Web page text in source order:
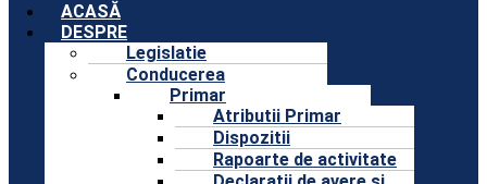
ACASĂ
DESPRE
Legislatie
Conducerea
Primar
Atributii Primar
Dispozitii
Rapoarte de activitate